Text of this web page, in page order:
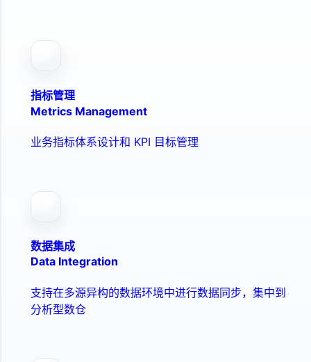
指标管理
Metrics Management
业务指标体系设计和 KPI 目标管理
数据集成
Data Integration
支持在多源异构的数据环境中进行数据同步，集中到
分析型数仓